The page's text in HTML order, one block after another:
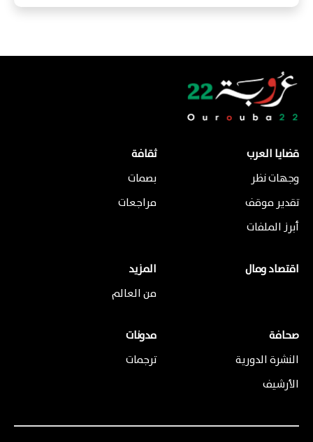
قضايا العرب
وجهات نظر
تقدير موقف
أبرز الملفات
ثقافة
بصمات
مراجعات
اقتصاد ومال
المزيد
من العالم
صحافة
النشرة الدورية
الأرشيف
مدونات
ترجمات